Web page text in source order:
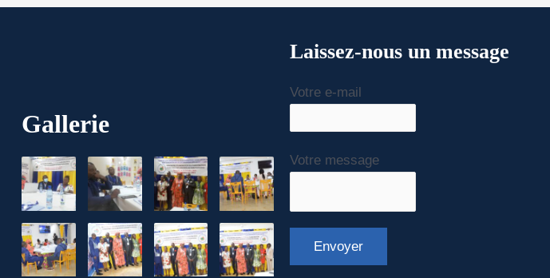
Gallerie
Laissez-nous un message
Votre e-mail
Votre message